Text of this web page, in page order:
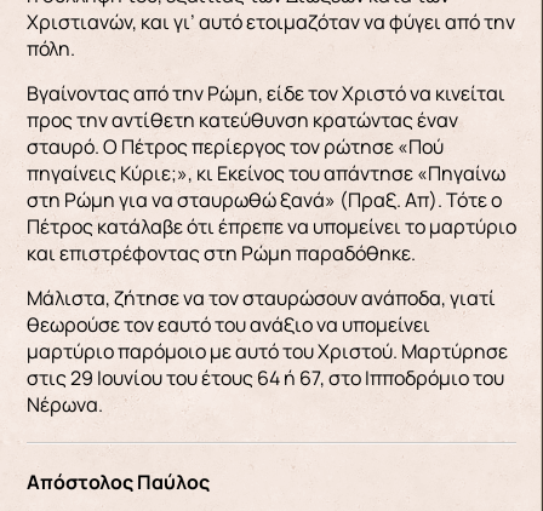
Χριστιανών, και γι’ αυτό ετοιμαζόταν να φύγει από την
πόλη.
Βγαίνοντας από την Ρώμη, είδε τον Χριστό να κινείται
προς την αντίθετη κατεύθυνση κρατώντας έναν
σταυρό. Ο Πέτρος περίεργος τον ρώτησε «Πού
πηγαίνεις Κύριε;», κι Εκείνος του απάντησε «Πηγαίνω
στη Ρώμη για να σταυρωθώ ξανά» (Πραξ. Απ). Τότε ο
Πέτρος κατάλαβε ότι έπρεπε να υπομείνει το μαρτύριο
και επιστρέφοντας στη Ρώμη παραδόθηκε.
Μάλιστα, ζήτησε να τον σταυρώσουν ανάποδα, γιατί
θεωρούσε τον εαυτό του ανάξιο να υπομείνει
μαρτύριο παρόμοιο με αυτό του Χριστού. Μαρτύρησε
στις 29 Ιουνίου του έτους 64 ή 67, στο Ιπποδρόμιο του
Νέρωνα.
Απόστολος Παύλος